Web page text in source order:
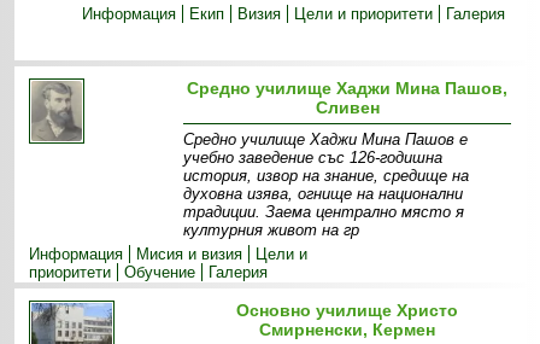
Информация
Екип Визия Цели и приоритети Галерия
Средно училище Хаджи Мина Пашов,
Сливен
Средно училище Хаджи Мина Пашов е
учебно заведение със 126-годишна
история, извор на знание, средище на
духовна изява, огнище на национални
традиции. Заема централно място я
културния живот на гр
Информация
Мисия и визия
Цели и
приоритети
Обучение Галерия
Основно училище Христо
Смирненски, Кермен